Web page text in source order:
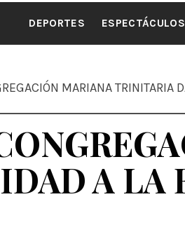
DEPORTES ESPECTÁCULOS
MARIANA TRINITARIA
A LA